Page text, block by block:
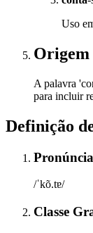
Uso
A palavra
para incluir
Definição
Pronúncia
/ˈkõ.tɐ/
Classe